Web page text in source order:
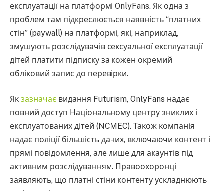
експлуатації на платформі OnlyFans. Як одна з
проблем там підкреслюється наявність “платних
стін” (paywall) на платформі, які, наприклад,
змушують розслідувачів сексуальної експлуатації
дітей платити підписку за кожен окремий
обліковий запис до перевірки.
Як зазначає видання Futurism, OnlyFans надає
повний доступ Національному центру зниклих і
експлуатованих дітей (NCMEC). Також компанія
надає поліції більшість даних, включаючи контент і
прямі повідомлення, але лише для акаунтів під
активним розслідуванням. Правоохоронці
заявляють, що платні стіни контенту ускладнюють